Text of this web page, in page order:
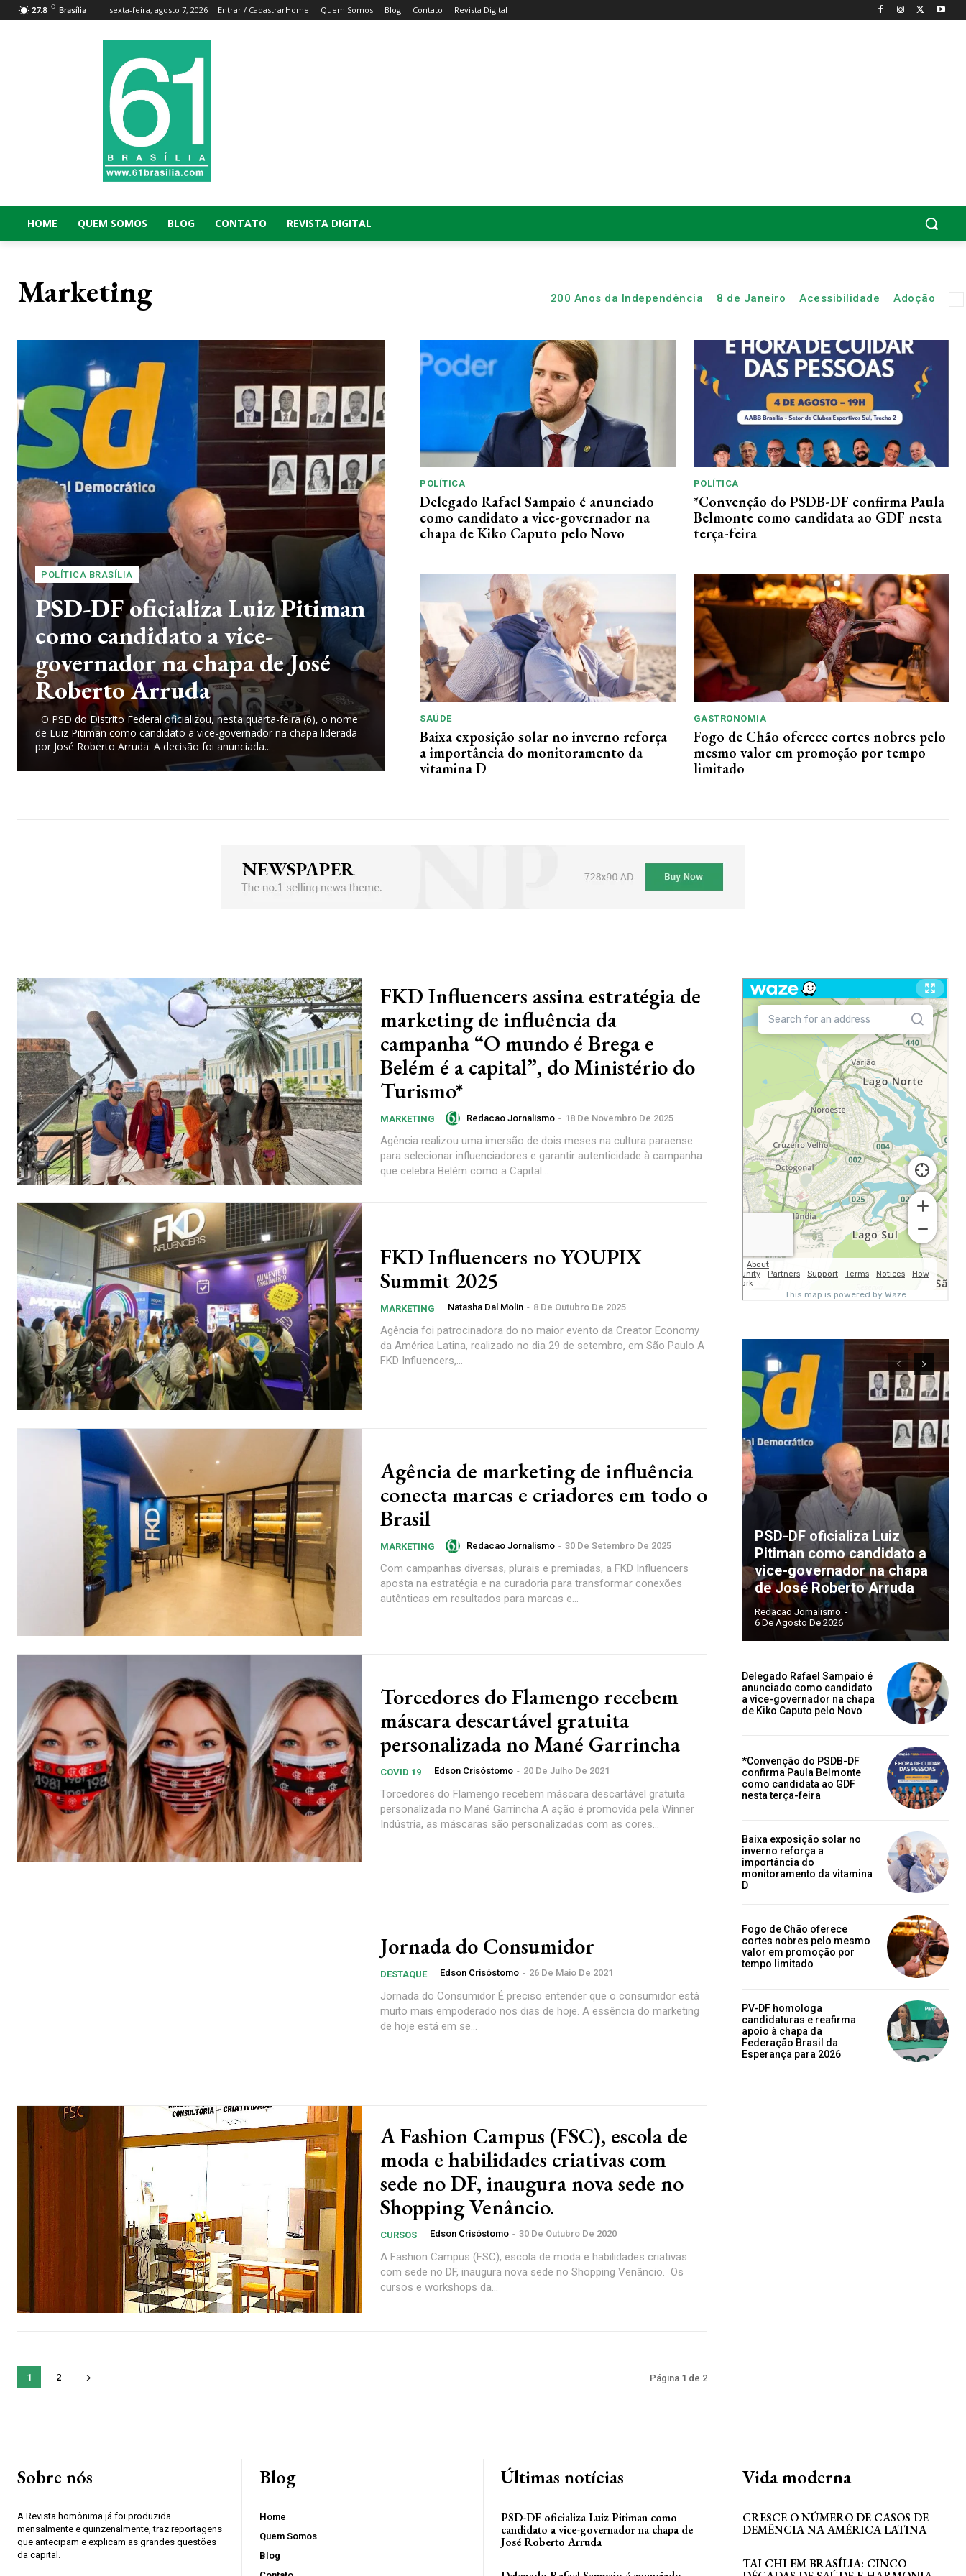
27.8 C Brasília sexta-feira, agosto 7, 2026 Entrar / CadastrarHome Quem Somos Blog Contato Revista Digital
HOME QUEM SOMOS BLOG CONTATO REVISTA DIGITAL
Marketing 200 Anos da Independência 8 de Janeiro Acessibilidade Adoção
POLÍTICA BRASÍLIA
PSD-DF oficializa Luiz Pitiman
como candidato a vice-
governador na chapa de José
Roberto Arruda
O PSD do Distrito Federal oficializou, nesta quarta-feira (6), o nome
de Luiz Pitiman como candidato a vice-governador na chapa liderada
por José Roberto Arruda. A decisão foi anunciada...
POLÍTICA
Delegado Rafael Sampaio é anunciado
como candidato a vice-governador na
chapa de Kiko Caputo pelo Novo
POLÍTICA
*Convenção do PSDB-DF confirma Paula
Belmonte como candidata ao GDF nesta
terça-feira
SAÚDE
Baixa exposição solar no inverno reforça
a importância do monitoramento da
vitamina D
GASTRONOMIA
Fogo de Chão oferece cortes nobres pelo
mesmo valor em promoção por tempo
limitado
FKD Influencers assina estratégia de
marketing de influência da
campanha “O mundo é Brega e
Belém é a capital”, do Ministério do
Turismo*
MARKETING Redacao Jornalismo - 18 De Novembro De 2025
Agência realizou uma imersão de dois meses na cultura paraense
para selecionar influenciadores e garantir autenticidade à campanha
que celebra Belém como a Capital...
FKD Influencers no YOUPIX
Summit 2025
MARKETING Natasha Dal Molin - 8 De Outubro De 2025
Agência foi patrocinadora do no maior evento da Creator Economy
da América Latina, realizado no dia 29 de setembro, em São Paulo A
FKD Influencers,...
Agência de marketing de influência
conecta marcas e criadores em todo o
Brasil
MARKETING Redacao Jornalismo - 30 De Setembro De 2025
Com campanhas diversas, plurais e premiadas, a FKD Influencers
aposta na estratégia e na curadoria para transformar conexões
autênticas em resultados para marcas e...
Torcedores do Flamengo recebem
máscara descartável gratuita
personalizada no Mané Garrincha
COVID 19 Edson Crisóstomo - 20 De Julho De 2021
Torcedores do Flamengo recebem máscara descartável gratuita
personalizada no Mané Garrincha A ação é promovida pela Winner
Indústria, as máscaras são personalizadas com as cores...
Jornada do Consumidor
DESTAQUE Edson Crisóstomo - 26 De Maio De 2021
Jornada do Consumidor É preciso entender que o consumidor está
muito mais empoderado nos dias de hoje. A essência do marketing
de hoje está em se...
A Fashion Campus (FSC), escola de
moda e habilidades criativas com
sede no DF, inaugura nova sede no
Shopping Venâncio.
CURSOS Edson Crisóstomo - 30 De Outubro De 2020
A Fashion Campus (FSC), escola de moda e habilidades criativas
com sede no DF, inaugura nova sede no Shopping Venâncio. Os
cursos e workshops da...
1 2 Página 1 de 2
PSD-DF oficializa Luiz
Pitiman como candidato a
vice-governador na chapa
de José Roberto Arruda
Redacao Jornalismo -
6 De Agosto De 2026
Delegado Rafael Sampaio é
anunciado como candidato
a vice-governador na chapa
de Kiko Caputo pelo Novo
*Convenção do PSDB-DF
confirma Paula Belmonte
como candidata ao GDF
nesta terça-feira
Baixa exposição solar no
inverno reforça a
importância do
monitoramento da vitamina
D
Fogo de Chão oferece
cortes nobres pelo mesmo
valor em promoção por
tempo limitado
PV-DF homologa
candidaturas e reafirma
apoio à chapa da
Federação Brasil da
Esperança para 2026
Sobre nós
A Revista homônima já foi produzida
mensalmente e quinzenalmente, traz reportagens
que antecipam e explicam as grandes questões
da capital.
Blog
Home
Quem Somos
Blog
Últimas notícias
PSD-DF oficializa Luiz Pitiman como
candidato a vice-governador na chapa de
José Roberto Arruda
Vida moderna
CRESCE O NÚMERO DE CASOS DE
DEMÊNCIA NA AMÉRICA LATINA
TAI CHI EM BRASÍLIA: CINCO